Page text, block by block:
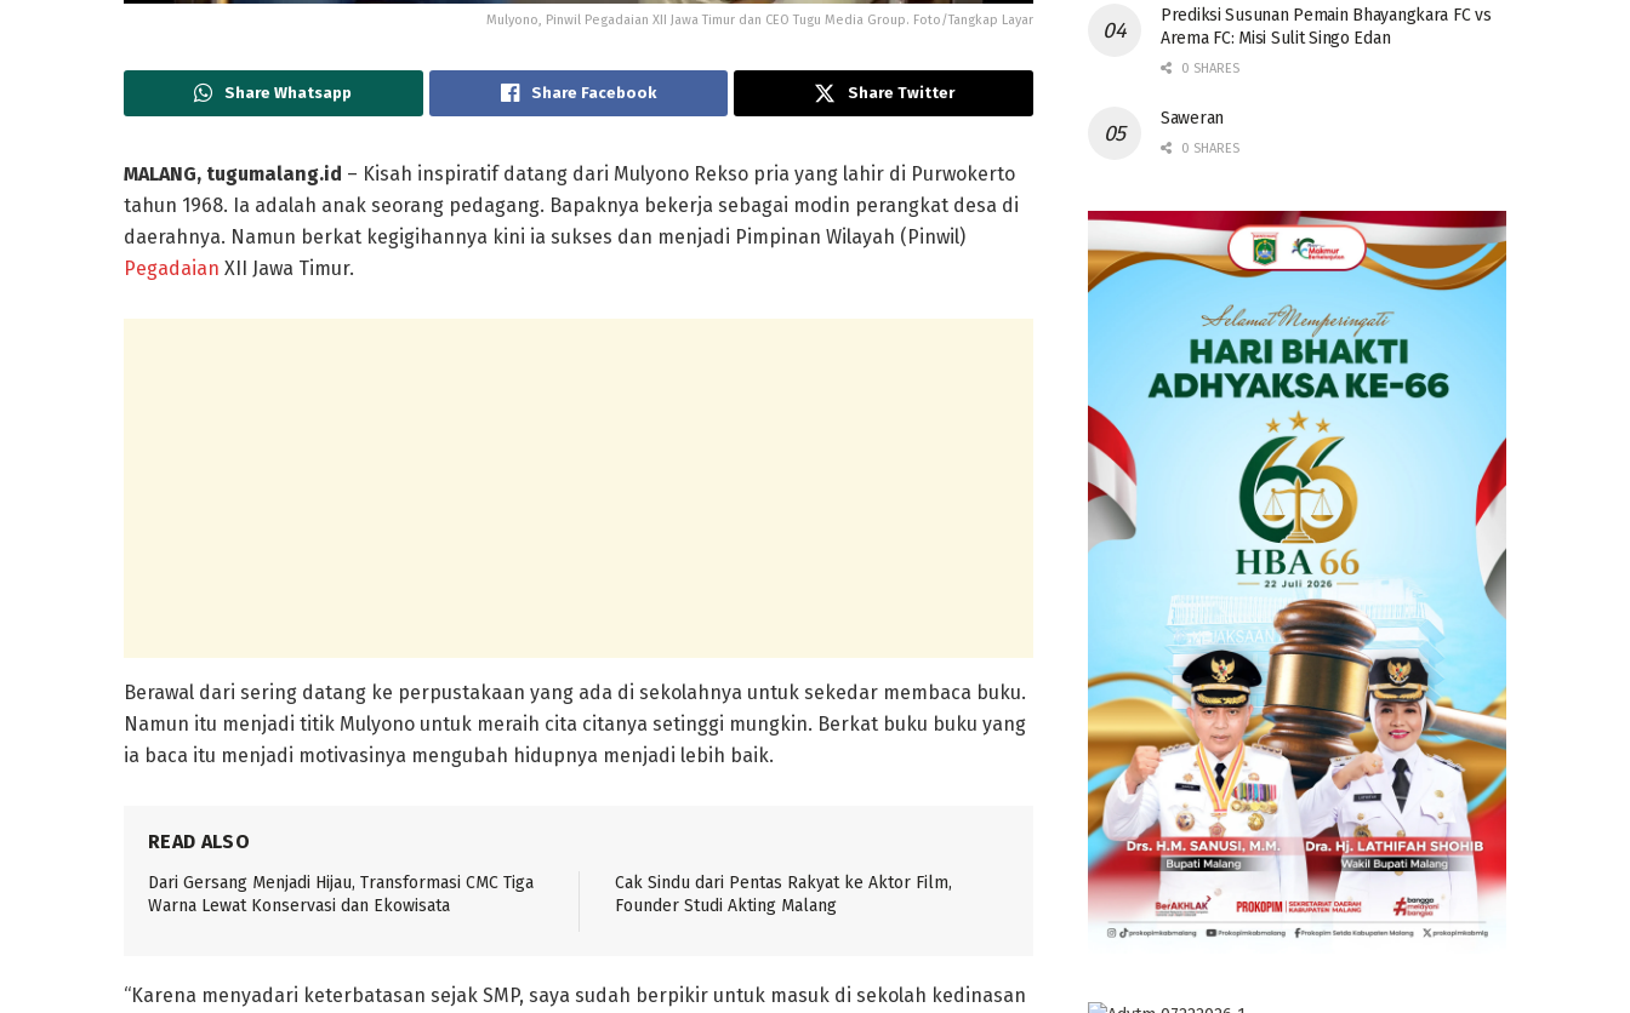
Mulyono, Pinwil Pegadaian XII Jawa Timur dan CEO Tugu Media Group. Foto/Tangkap Layar
Share Whatsapp Share Facebook Share Twitter
MALANG, tugumalang.id – Kisah inspiratif datang dari Mulyono Rekso pria yang lahir di Purwokerto
tahun 1968. Ia adalah anak seorang pedagang. Bapaknya bekerja sebagai modin perangkat desa di
daerahnya. Namun berkat kegigihannya kini ia sukses dan menjadi Pimpinan Wilayah (Pinwil)
Pegadaian XII Jawa Timur.
Berawal dari sering datang ke perpustakaan yang ada di sekolahnya untuk sekedar membaca buku.
Namun itu menjadi titik Mulyono untuk meraih cita citanya setinggi mungkin. Berkat buku buku yang
ia baca itu menjadi motivasinya mengubah hidupnya menjadi lebih baik.
READ ALSO
Dari Gersang Menjadi Hijau, Transformasi CMC Tiga
Warna Lewat Konservasi dan Ekowisata
Cak Sindu dari Pentas Rakyat ke Aktor Film,
Founder Studi Akting Malang
“Karena menyadari keterbatasan sejak SMP, saya sudah berpikir untuk masuk di sekolah kedinasan
Prediksi Susunan Pemain Bhayangkara FC vs
Arema FC: Misi Sulit Singo Edan
0 SHARES
Saweran
0 SHARES